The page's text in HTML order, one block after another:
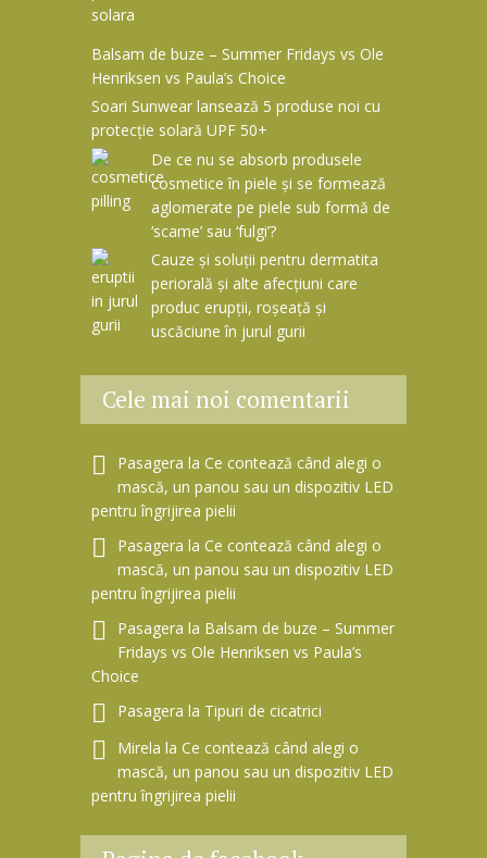
Balsam de buze – Summer Fridays vs Ole
Henriksen vs Paula’s Choice
Soari Sunwear lansează 5 produse noi cu
protecție solară UPF 50+
De ce nu se absorb produsele
cosmetice în piele și se formează
aglomerate pe piele sub formă de
‘scame’ sau ‘fulgi’?
Cauze și soluții pentru dermatita
periorală și alte afecțiuni care
produc erupții, roșeață și
uscăciune în jurul gurii
Cele mai noi comentarii
Pasagera la Ce contează când alegi o
mască, un panou sau un dispozitiv LED
pentru îngrijirea pielii
Pasagera la Ce contează când alegi o
mască, un panou sau un dispozitiv LED
pentru îngrijirea pielii
Pasagera la Balsam de buze – Summer
Fridays vs Ole Henriksen vs Paula’s
Choice
Pasagera la Tipuri de cicatrici
Mirela la Ce contează când alegi o
mască, un panou sau un dispozitiv LED
pentru îngrijirea pielii